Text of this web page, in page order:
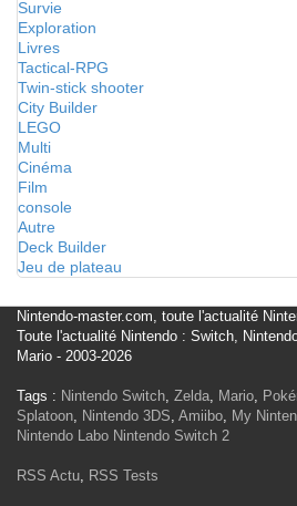
Survie
Exploration
Livres
Tactical-RPG
Twin-stick shooter
City Builder
LEGO
Multi
Cinéma
Film
console
Autre
Deck Builder
Jeu de plateau
Nintendo-master.com, toute l'actualité
Toute l'actualité Nintendo : Switch,
Mario - 2003-2026
Tags : Nintendo Switch, Zelda, Mario,
Splatoon, Nintendo 3DS, Amiibo, My
Nintendo Labo Nintendo Switch 2
RSS Actu, RSS Tests